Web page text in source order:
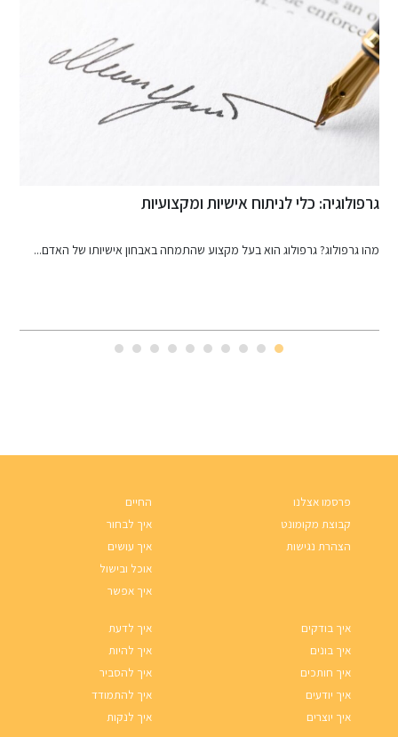
גרפולוגיה: כלי לניתוח אישיות ומקצועיות
מהו גרפולוג? גרפולוג הוא בעל מקצוע שהתמחה באבחון אישיותו של האדם...
פרסמו אצלנו
קבוצת מקומונט
הצהרת נגישות
החיים
איך לבחור
איך עושים
אוכל ובישול
איך אפשר
איך בודקים
איך בונים
איך חותכים
איך יודעים
איך יוצרים
איך לדעת
איך להיות
איך להסביר
איך להתמודד
איך לנקות